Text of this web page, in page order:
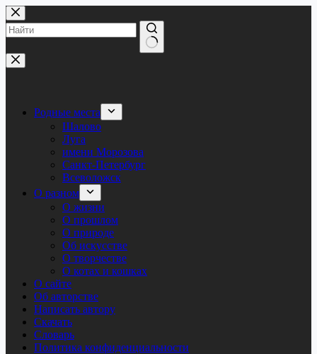
Перейти
к
сути
Ничего
не
Родные места
Шалово
Луга
имени Морозова
Санкт-Петербург
Всеволожск
О разном
О жизни
О прошлом
О природе
Об искусстве
О творчестве
О котах и кошках
О сайте
Об авторстве
Написать автору
Скачать
Cловарь
Политика конфиденциальности